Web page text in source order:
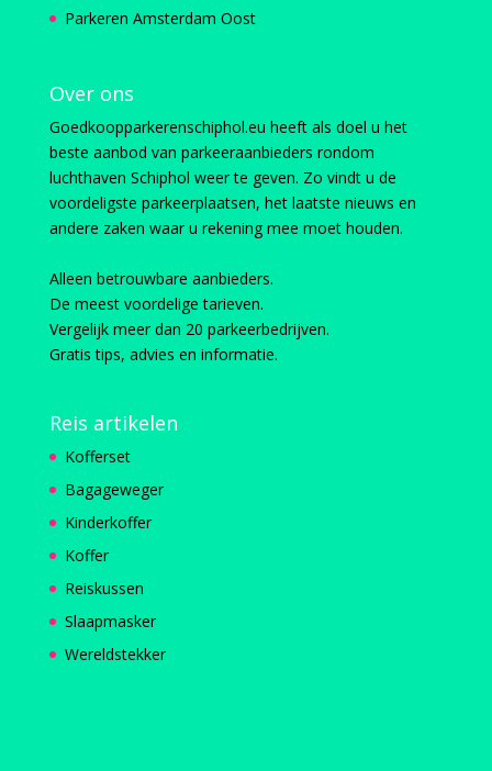
Parkeren Amsterdam Oost
Over ons
Goedkoopparkerenschiphol.eu heeft als doel u het
beste aanbod van parkeeraanbieders rondom
luchthaven Schiphol weer te geven. Zo vindt u de
voordeligste parkeerplaatsen, het laatste nieuws en
andere zaken waar u rekening mee moet houden.
Alleen betrouwbare aanbieders.
De meest voordelige tarieven.
Vergelijk meer dan 20 parkeerbedrijven.
Gratis tips, advies en informatie.
Reis artikelen
Kofferset
Bagageweger
Kinderkoffer
Koffer
Reiskussen
Slaapmasker
Wereldstekker